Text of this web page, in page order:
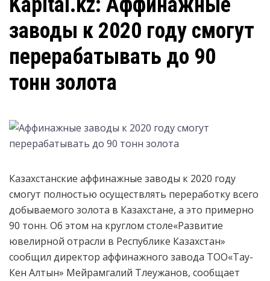
заводы к 2020 году смогут
перерабатывать до 90
тонн золота
Казахстанские аффинажные заводы к 2020 году
смогут полностью осуществлять переработку всего
добываемого золота в Казахстане, а это примерно
90 тонн. Об этом на круглом столе«Развитие
ювелирной отрасли в Республике Казахстан»
сообщил директор аффинажного завода ТОО«Тау-
Кен Алтын» Мейрамгалий Тлеужанов, сообщает